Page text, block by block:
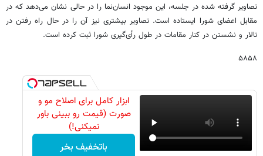
تصاویر گرفته شده در جلسه، این موجود انسان‌نما را در حالی نشان می‌دهد که در
مقابل اعضای شورا ایستاده است. تصاویر بیشتری نیز آن را در حال راه رفتن در
تالار و نشستن در کنار مقامات در طول رأی‌گیری شورا ثبت کرده است.
۵۸۵۸
ابزار کامل برای اصلاح مو و
صورت (قیمت رو ببینی باور
نمیکنی!)
باتخفیف بخر